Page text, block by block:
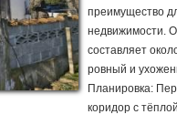
преимущество
недвижимости.
составляет
ровный и
Планировка:
коридор с